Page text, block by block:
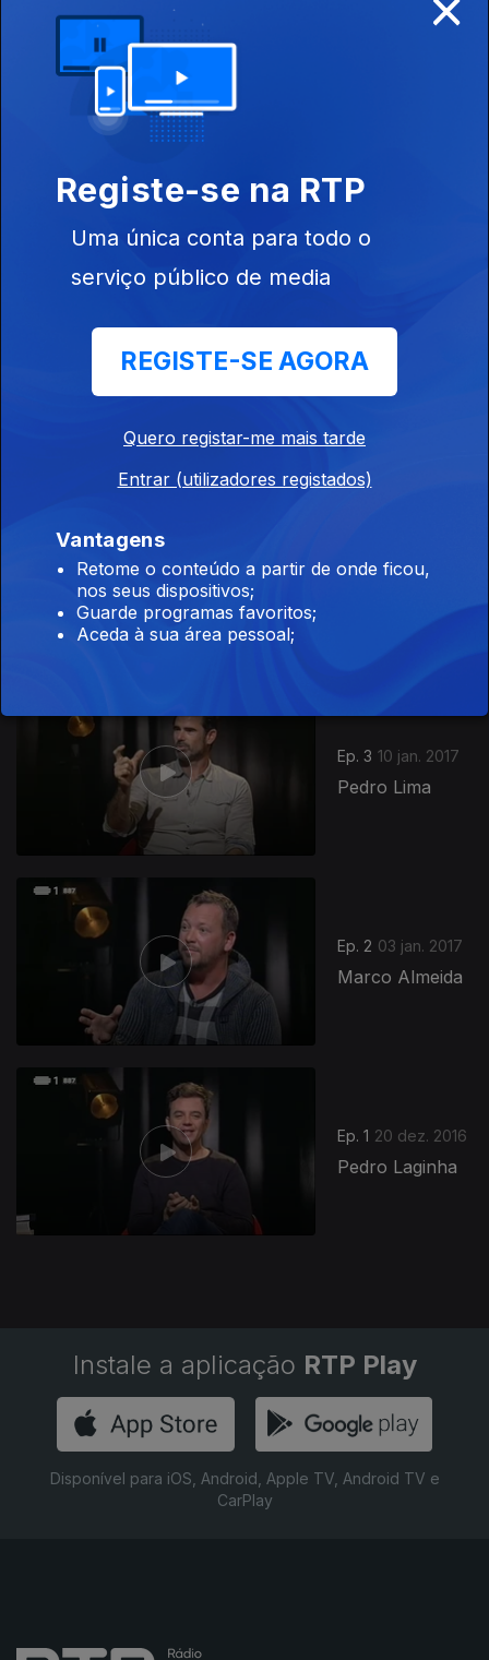
Soraia Chaves
Ep. 6
Custodia
Gallego
Ep. 5
Ep. 3 10 jan. 2017
Pedro Lima
Ep. 2 03 jan. 2017
Marco Almeida
Ep. 1 20 dez. 2016
Pedro Laginha
265111
Instale a aplicação RTP Play
Disponível para iOS, Android, Apple TV, Android TV e
CarPlay
Registe-se na RTP
Uma única conta para todo o
serviço público de media
REGISTE-SE AGORA
Quero registar-me mais tarde
Entrar (utilizadores registados)
Vantagens
Retome o conteúdo a partir de onde ficou,
nos seus dispositivos;
Guarde programas favoritos;
Aceda à sua área pessoal;